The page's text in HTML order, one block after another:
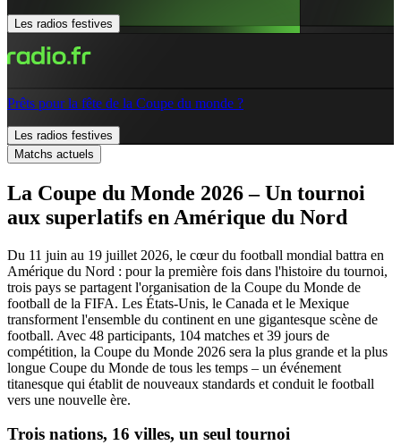
Les radios festives
Prêts pour la fête de la Coupe du monde ?
Les radios festives
Matchs actuels
La Coupe du Monde 2026 – Un tournoi
aux superlatifs en Amérique du Nord
Du 11 juin au 19 juillet 2026, le cœur du football mondial battra en
Amérique du Nord : pour la première fois dans l'histoire du tournoi,
trois pays se partagent l'organisation de la Coupe du Monde de
football de la FIFA. Les États-Unis, le Canada et le Mexique
transforment l'ensemble du continent en une gigantesque scène de
football. Avec 48 participants, 104 matches et 39 jours de
compétition, la Coupe du Monde 2026 sera la plus grande et la plus
longue Coupe du Monde de tous les temps – un événement
titanesque qui établit de nouveaux standards et conduit le football
vers une nouvelle ère.
Trois nations, 16 villes, un seul tournoi